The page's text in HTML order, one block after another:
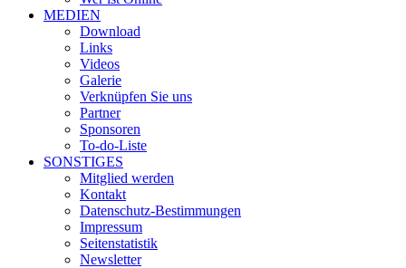
MEDIEN
Download
Links
Videos
Galerie
Verknüpfen Sie uns
Partner
Sponsoren
To-do-Liste
SONSTIGES
Mitglied werden
Kontakt
Datenschutz-Bestimmungen
Impressum
Seitenstatistik
Newsletter